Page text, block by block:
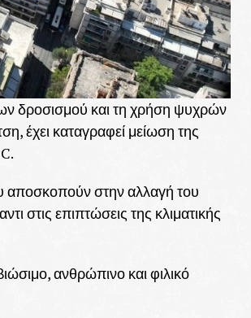
δροσισμού και τη χρήση ψυχρών
έχει καταγραφεί μείωση της
αποσκοπούν στην αλλαγή του
στις επιπτώσεις της κλιματικής
ανθρώπινο και φιλικό